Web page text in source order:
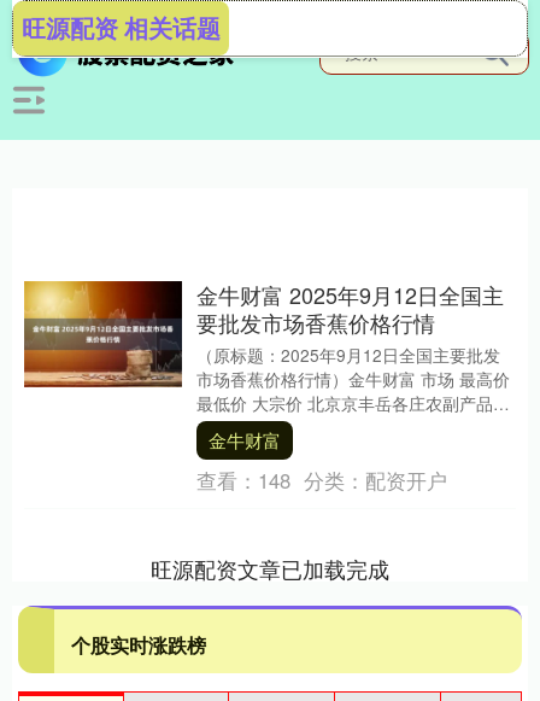
旺源配资 相关话题
金牛财富 2025年9月12日全国主
要批发市场香蕉价格行情
（原标题：2025年9月12日全国主要批发
市场香蕉价格行情）金牛财富 市场 最高价
最低价 大宗价 北京京丰岳各庄农副产品批
发市场 6.00 5.60 5.80....
金牛财富
查看： 148 分类： 配资开户
旺源配资文章已加载完成
个股实时涨跌榜